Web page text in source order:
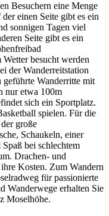
Besuchern eine Menge
einen Seite gibt es ein
sonnigen Tagen viel
Seite gibt es ein
besucht werden
der Wanderreitstation
Wanderritte mit
nur etwa 100m
sich ein Sportplatz.
spielen. Für die
große
Schaukeln, einer
bei schlechtem
Drachen- und
Kosten. Zum Wandern
für passionierte
Wanderwege erhalten Sie
Moselhöhe.